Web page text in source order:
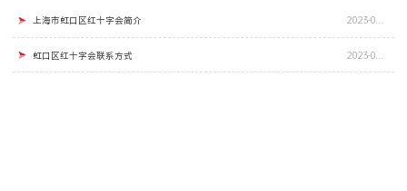
上海市虹口区红十字会简介
虹口区红十字会联系方式